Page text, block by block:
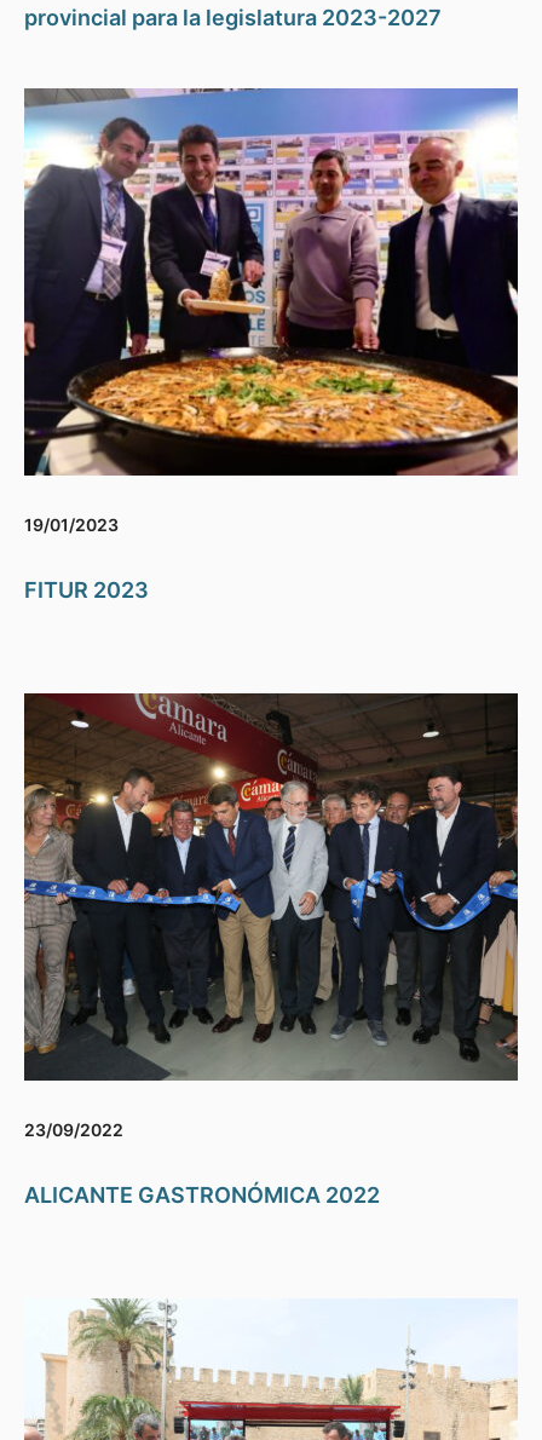
provincial para la legislatura 2023-2027
19/01/2023
FITUR 2023
23/09/2022
ALICANTE GASTRONÓMICA 2022